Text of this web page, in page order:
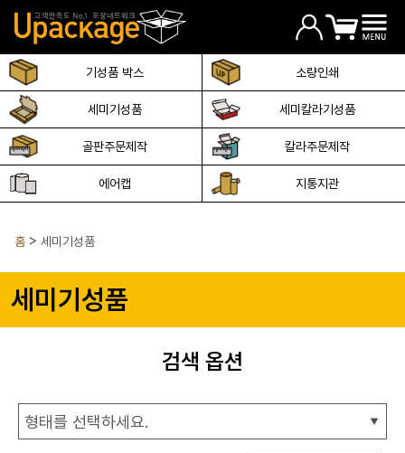
기성품 박스 소량인쇄
세미기성품 세미칼라기성품
골판주문제작 칼라주문제작
에어캡 지통지관
홈 세미기성품
세미기성품
검색 옵션